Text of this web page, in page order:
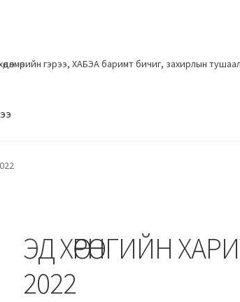
гэрээ, ХАБЭА баримт бичиг, захирлын тушаал
ЭД ХӨРӨНГИЙН
2022